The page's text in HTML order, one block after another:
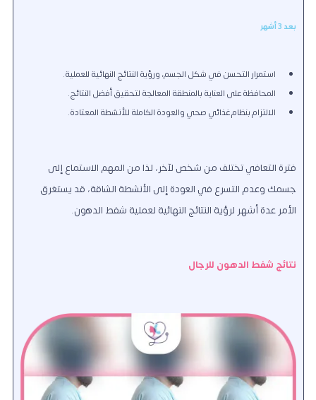
بعد 3 أشهر
استمرار التحسن في شكل الجسم، ورؤية النتائج النهائية للعملية.
المحافظة على العناية بالمنطقة المعالجة لتحقيق أفضل النتائج.
الالتزام بنظام غذائي صحي والعودة الكاملة للأنشطة المعتادة.
فترة التعافي تختلف من شخص لآخر، لذا من المهم الاستماع إلى
جسمك وعدم التسرع في العودة إلى الأنشطة الشاقة، قد يستغرق
الأمر عدة أشهر لرؤية النتائج النهائية لعملية شفط الدهون.
نتائج شفط الدهون للرجال